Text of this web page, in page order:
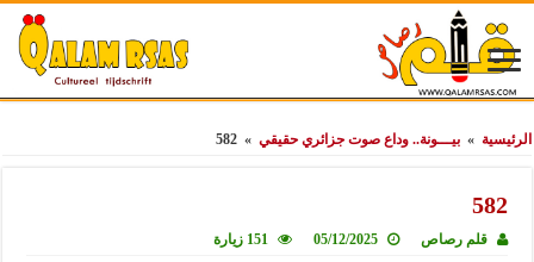
الرئيسية » بيـــونة.. وداع صوت جزائري حقيقي »
582
582
قلم رصاص 05/12/2025 151 زيارة